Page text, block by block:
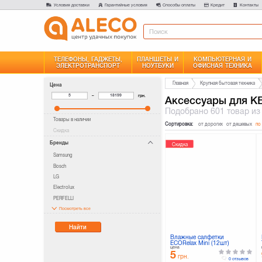
Условия доставки Гарантийные условия Способы оплаты Кредит Контакты
ТЕЛЕФОНЫ, ГАДЖЕТЫ,
ЭЛЕКТРОТРАНСПОРТ
ПЛАНШЕТЫ И
НОУТБУКИ
КОМПЬЮТЕРНАЯ И
ОФИСНАЯ ТЕХНИКА
Цена
– грн.
Товары в наличии
Скидка
Бренды
Samsung
Bosch
LG
Electrolux
PERFELLI
Посмотреть все
Найти
Главная Крупная бытовая техника
Аксессуары для
Подобрано601 товар
Сортировка: от дорогих от дешевых по
Скидка
Влажные салфетки
ECORelax Mini (12шт)
цена
5 грн. 0 отзывов